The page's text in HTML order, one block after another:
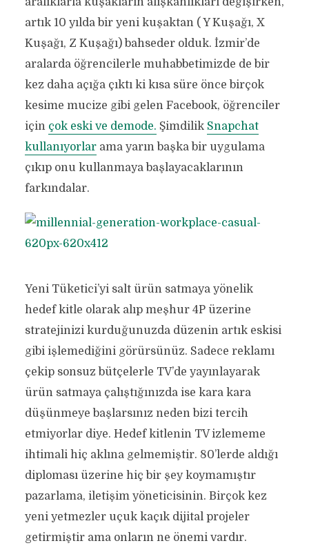
artık 10 yılda bir yeni kuşaktan ( Y Kuşağı, X
Kuşağı, Z Kuşağı) bahseder olduk. İzmir’de
aralarda öğrencilerle muhabbetimizde de bir
kez daha açığa çıktı ki kısa süre önce birçok
kesime mucize gibi gelen Facebook, öğrenciler
için çok eski ve demode. Şimdilik Snapchat
kullanıyorlarama yarın başka bir uygulama
çıkıp onu kullanmaya başlayacaklarının
farkındalar.
Yeni Tüketici’yi salt ürün satmaya yönelik
hedef kitle olarak alıp meşhur 4P üzerine
stratejinizi kurduğunuzda düzenin artık eskisi
gibi işlemediğini görürsünüz. Sadece reklamı
çekip sonsuz bütçelerle TV’de yayınlayarak
ürün satmaya çalıştığınızda ise kara kara
düşünmeye başlarsınız neden bizi tercih
etmiyorlar diye. Hedef kitlenin TV izlememe
ihtimali hiç aklına gelmemiştir. 80’lerde aldığı
diploması üzerine hiç bir şey koymamıştır
pazarlama, iletişim yöneticisinin. Birçok kez
yeni yetmezler uçuk kaçık dijital projeler
getirmiştir ama onların ne önemi vardır.